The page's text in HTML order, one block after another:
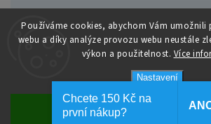
Používáme cookies, abychom Vám
webu a díky analýze provozu webu neustále
výkon a použitelnost. Více
Nastavení
Copyright 2026ProAsist. Všechna
VytvořilShoptet| Design
Chcete 150 Kč na
první nákup?